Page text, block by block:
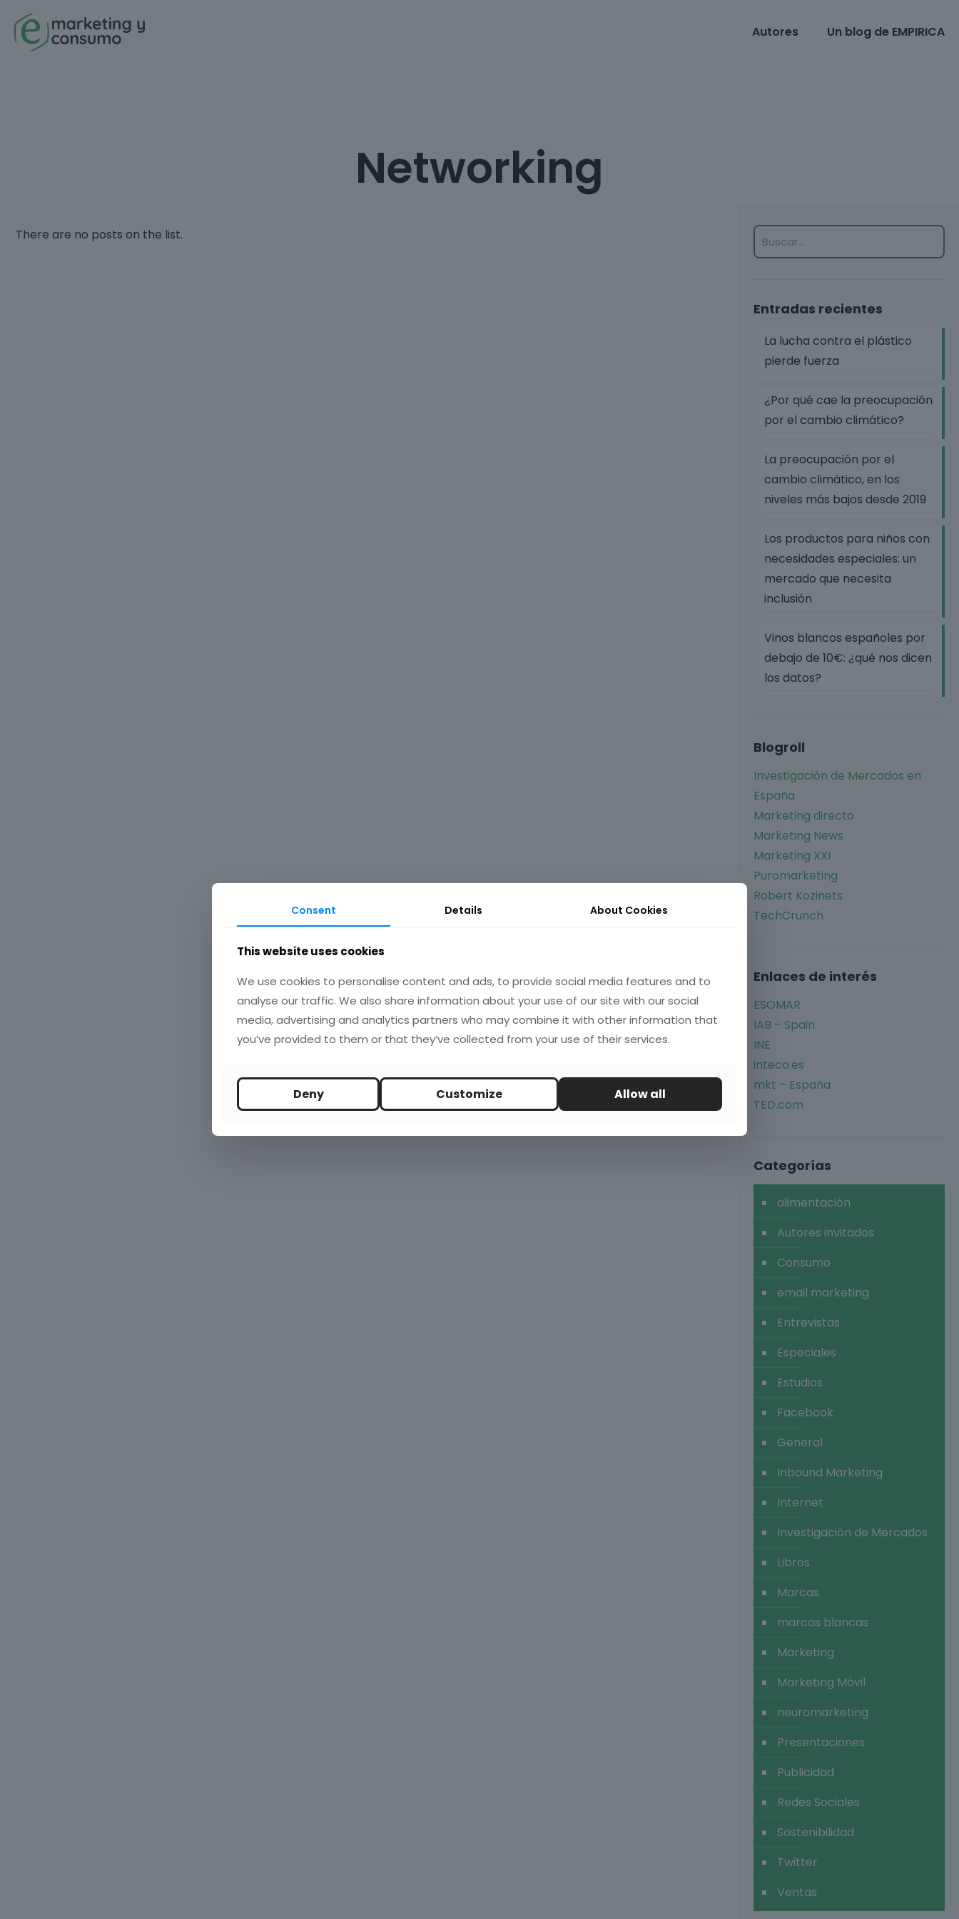
Autores Un blog de EMPIRICA
Networking
There are no posts on the list.
Entradas recientes
La lucha contra el plástico
pierde fuerza
¿Por qué cae la preocupación
por el cambio climático?
La preocupación por el
cambio climático, en los
niveles más bajos desde 2019
Los productos para niños con
necesidades especiales: un
mercado que necesita
inclusión
Vinos blancos españoles por
debajo de 10€: ¿qué nos dicen
los datos?
Blogroll
Investigación de Mercados en
España
Marketing directo
Marketing News
Marketing XXI
Puromarketing
Robert Kozinets
TechCrunch
Enlaces de interés
ESOMAR
IAB – Spain
INE
inteco.es
mkt – España
TED.com
Categorías
alimentación
Autores invitados
Consumo
email marketing
Entrevistas
Especiales
Estudios
Facebook
General
Inbound Marketing
Internet
Investigación de Mercados
Libros
Marcas
marcas blancas
Marketing
Marketing Móvil
neuromarketing
Presentaciones
Publicidad
Redes Sociales
Sostenibilidad
Twitter
Ventas
Consent Details About Cookies
This website uses cookies
We use cookies to personalise content and ads, to provide social media features and to
analyse our traffic. We also share information about your use of our site with our social
media, advertising and analytics partners who may combine it with other information that
you’ve provided to them or that they’ve collected from your use of their services.
Deny Customize Allow all